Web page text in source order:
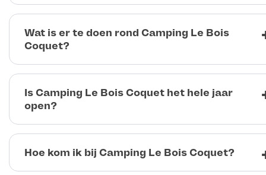
Wat is er te doen rond Camping Le Bois
Coquet?
Is Camping Le Bois Coquet het hele jaar
open?
Hoe kom ik bij Camping Le Bois Coquet?